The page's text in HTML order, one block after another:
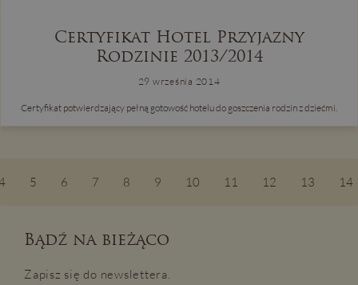
Certyfikat Hotel Przyjazny
Rodzinie 2013/2014
29 września 2014
Certyfikat potwierdzający pełną gotowość hotelu do goszczenia rodzin z dziećmi.
5 6 7 8 9 10 11 12 13 14
Bądź na bieżąco
Zapisz się do newslettera.